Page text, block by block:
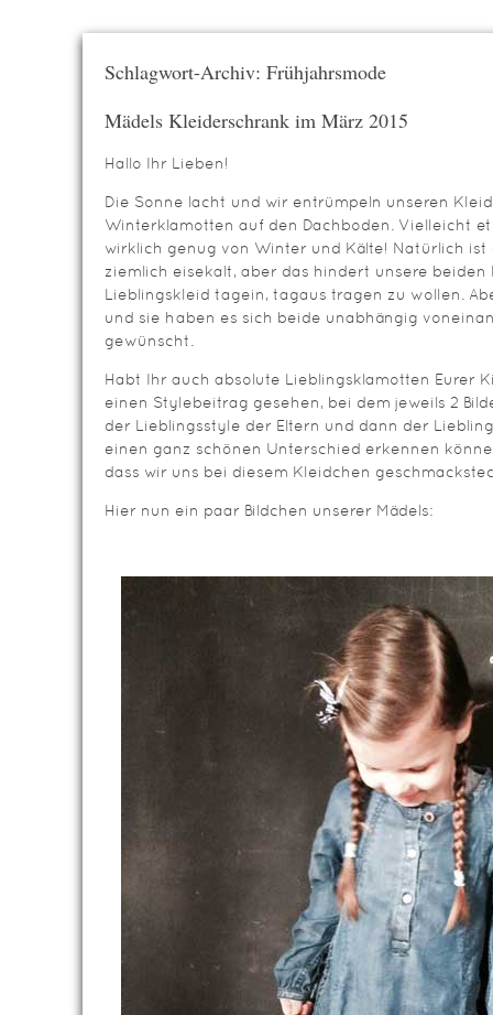
Schlagwort-Archiv: Frühjahrsmode
Mädels Kleiderschrank im März 2015
Hallo Ihr Lieben!
Die Sonne lacht und wir entrümpeln unseren
Winterklamotten auf den Dachboden. Vielleicht
wirklich genug von Winter und Kälte! Natürlich
ziemlich eisekalt, aber das hindert unsere beiden
Lieblingskleid tagein, tagaus tragen zu wollen.
und sie haben es sich beide unabhängig
gewünscht.
Habt Ihr auch absolute Lieblingsklamotten Eurer
einen Stylebeitrag gesehen, bei dem jeweils 2
der Lieblingsstyle der Eltern und dann der
einen ganz schönen Unterschied erkennen
dass wir uns bei diesem Kleidchen
Hier nun ein paar Bildchen unserer Mädels: